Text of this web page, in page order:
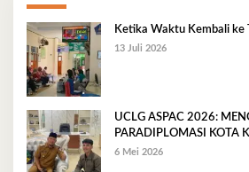
Ketika Waktu Kembali ke
13 Juli 2026
UCLG ASPAC 2026:
PARADIPLOMASI KOTA
6 Mei 2026